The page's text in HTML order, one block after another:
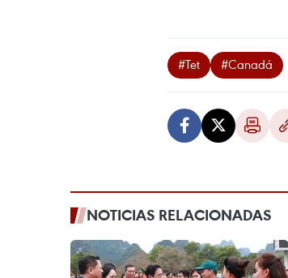
#Tet #Canadá
NOTICIAS RELACIONADAS